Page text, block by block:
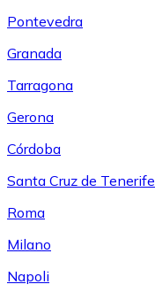
Pontevedra
Granada
Tarragona
Gerona
Córdoba
Santa Cruz de Tenerife
Roma
Milano
Napoli